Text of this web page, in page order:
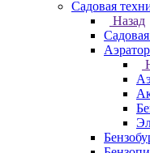
Садовая
Назад